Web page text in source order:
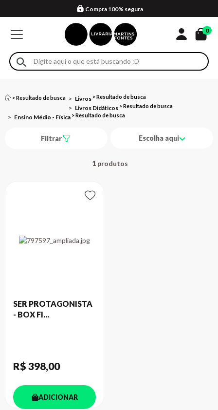
Formas de entrega
Compra 100% segura
Em até 4x sem juros no cartão*
Retire na loja
Eventos
0
Livros
Livros Didáticos
Ensino Médio - Física
Filtrar Escolha aqui
1
SER PROTAGONISTA
- BOX FI...
R$ 398,00
ADICIONAR